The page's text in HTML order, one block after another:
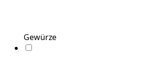
Gewürze